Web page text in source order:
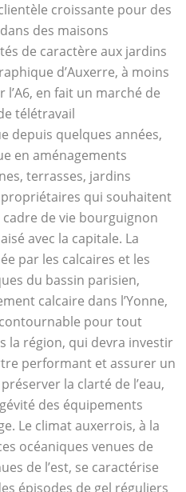
croissante pour des
des maisons
de caractère aux jardins
d’Auxerre, à moins
en fait un marché de
télétravail
depuis quelques années,
en aménagements
terrasses, jardins
qui souhaitent
de vie bourguignon
avec la capitale. La
par les calcaires et les
du bassin parisien,
calcaire dans l’Yonne,
pour tout
la région, qui devra investir
performant et assurer un
la clarté de l’eau,
des équipements
Le climat auxerrois, à la
océaniques venues de
de l’est, se caractérise
épisodes de gel réguliers